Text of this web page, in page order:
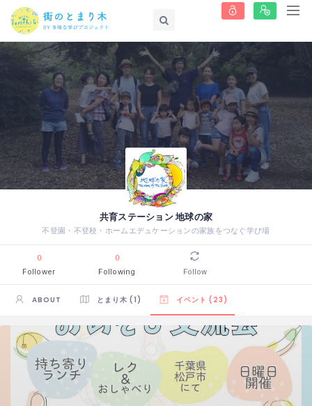
共育ステーション 地球の家
不登園・不登校・ホームエデュケーションの家族をつなぐ学び場
0
Follower
0
Following
Follow
ABOUT とまり木 (1) イベント (23)